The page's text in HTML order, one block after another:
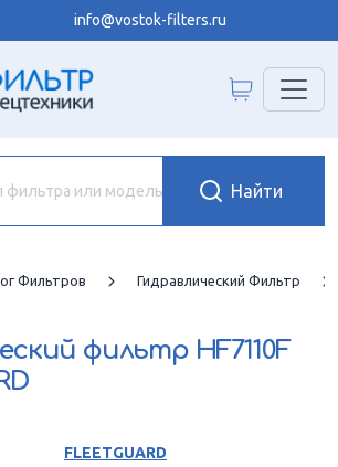
info@vostok-filters.ru
Фильтров Гидравлический Фильтр
фильтр HF7110F
FLEETGUARD